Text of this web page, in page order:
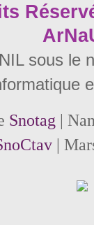
sous le
Snotag |
|